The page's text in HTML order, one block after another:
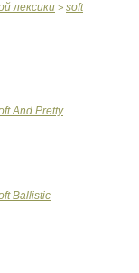
лексики > soft
And Pretty
Ballistic